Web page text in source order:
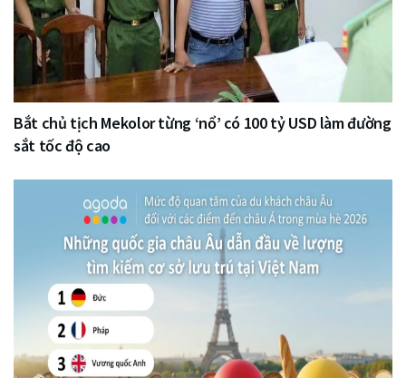
Bắt chủ tịch Mekolor từng ‘nổ’ có 100 tỷ USD làm đường
sắt tốc độ cao